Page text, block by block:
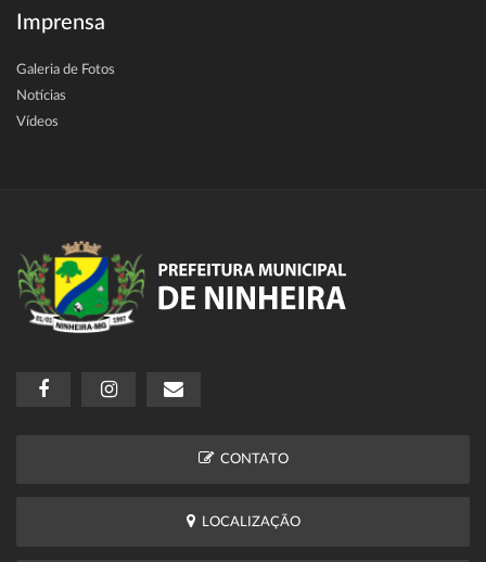
Imprensa
Galeria de Fotos
Notícias
Vídeos
CONTATO
LOCALIZAÇÃO